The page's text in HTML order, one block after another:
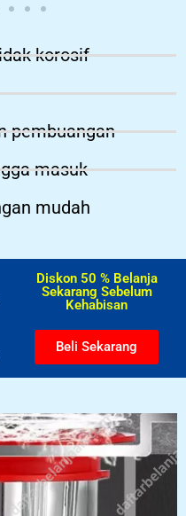
korosif
pembuangan
masuk
mudah
Diskon 50 % Belanja
Sekarang Sebelum
Kehabisan​
Beli Sekarang